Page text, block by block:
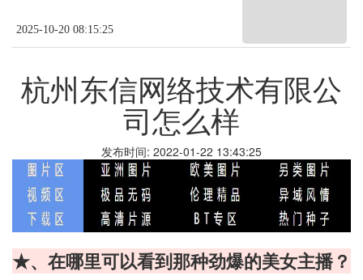
2025-10-20 08:15:25
杭州东信网络技术有限公
司怎么样
发布时间: 2022-01-22 13:43:25
★、在哪里可以看到那种劲爆的美女主播？